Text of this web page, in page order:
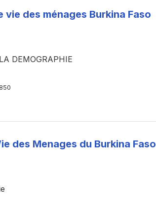
des ménages Burkina Faso
DEMOGRAPHIE
des Menages du Burkina Faso